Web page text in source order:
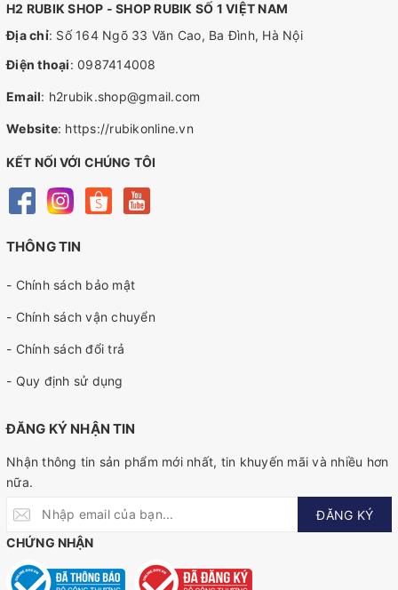
H2 RUBIK SHOP - SHOP RUBIK SỐ 1 VIỆT NAM
Địa chỉ: Số 164 Ngõ 33 Văn Cao, Ba Đình, Hà Nội
Điện thoại: 0987414008
Email: h2rubik.shop@gmail.com
Website: https://rubikonline.vn
KẾT NỐI VỚI CHÚNG TÔI
THÔNG TIN
- Chính sách bảo mật
- Chính sách vận chuyển
- Chính sách đổi trả
- Quy định sử dụng
ĐĂNG KÝ NHẬN TIN
Nhận thông tin sản phẩm mới nhất, tin khuyến mãi và nhiều hơn
nữa.
ĐĂNG KÝ
CHỨNG NHẬN